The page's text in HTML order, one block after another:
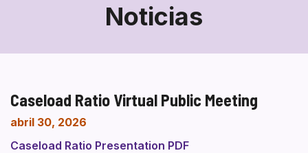
Noticias
Caseload Ratio Virtual Public Meeting
abril 30, 2026
Caseload Ratio Presentation PDF